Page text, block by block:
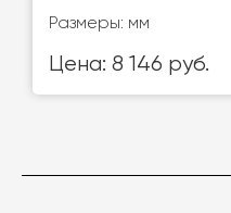
Размеры: мм
Цена: 8 146 руб.